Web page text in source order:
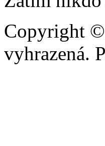
Copyright
vyhrazená.